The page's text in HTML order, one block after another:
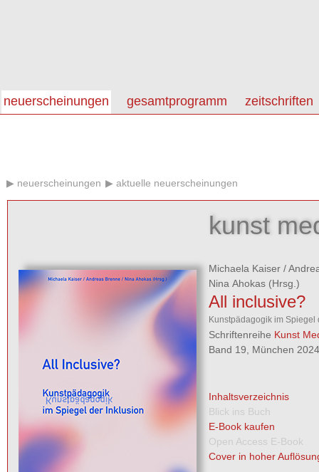
neuerscheinungen gesamtprogramm zeitschriften
neuerscheinungen aktuelle neuerscheinungen
kunst
Michaela Kaiser/
Nina Ahokas(Hrsg.)
All inclusive?
Kunstpädagogik im Spiegel
Schriftenreihe Kunst
Band 19, München
Inhaltsverzeichnis
Blick ins Buch
E-Book kaufen
Open Access E-Book
Cover in hoher